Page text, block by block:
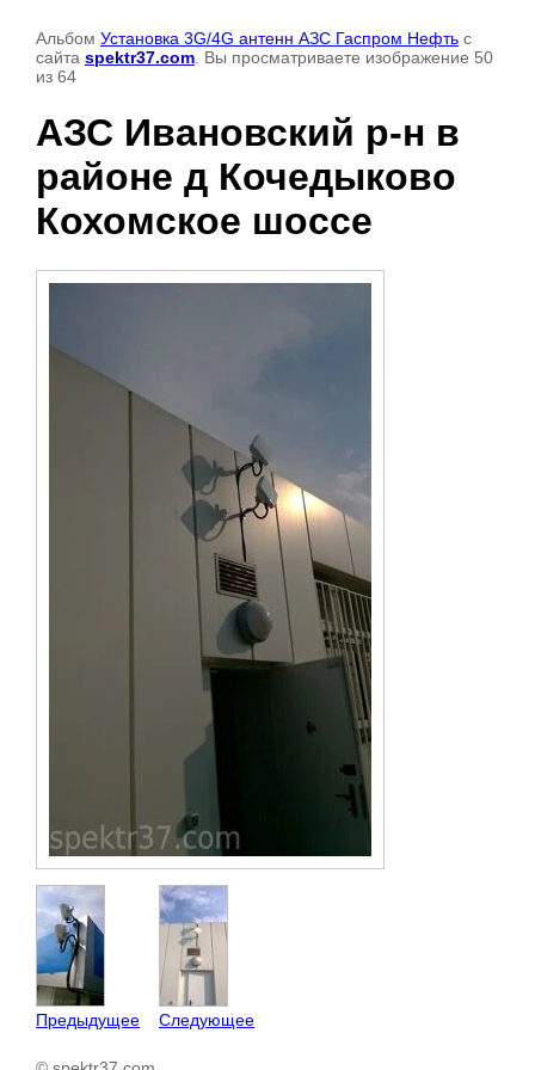
Альбом Установка 3G/4G антенн АЗС Гаспром Нефть с
сайта spektr37.com . Вы просматриваете изображение 50
из 64
АЗС Ивановский р-н в
районе д Кочедыково
Кохомское шоссе
Предыдущее Следующее